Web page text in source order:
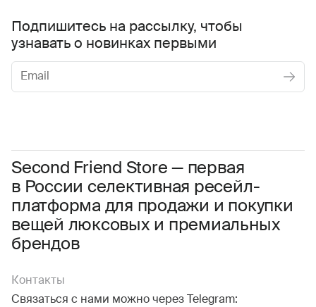
Second Friend Store — первая
в России селективная ресейл-
платформа для продажи и покупки
вещей люксовых и премиальных
брендов
Контакты
Связаться с нами можно через Telegram:
Подпишитесь на рассылку, чтобы
узнавать о новинках первыми
Соглашаюсь с условиями Пользовательского соглашения
Даю согласие на получение рекламной информации.